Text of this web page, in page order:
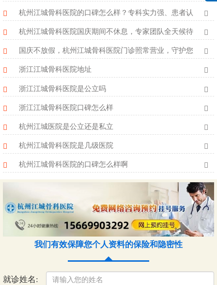
实力口碑双在
杭州江城骨科医院的口碑怎么样？专科实力强、患者认
可度高
杭州江城骨科医院国庆期间不休息，专家团队全天候待
命！
国庆不放假，杭州江城骨科医院门诊照常营业，守护您
的健康！
浙江江城骨科医院地址
浙江江城骨科医院是公立吗
浙江江城骨科医院口碑怎么样
杭州江城医院是公立还是私立
杭州江城骨科医院是几级医院
杭州江城骨科医院的口碑怎么样啊
我们有效保障您个人资料的保险和隐密性
就诊姓名: